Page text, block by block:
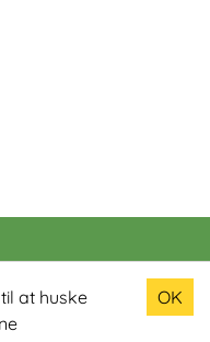
at huske
OK